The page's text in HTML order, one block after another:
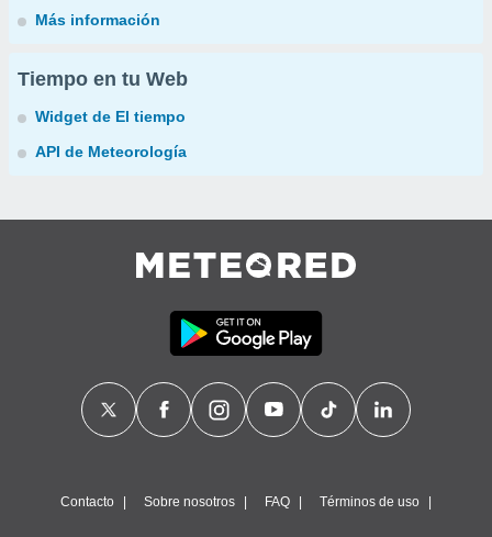
Más información
Tiempo en tu Web
Widget de El tiempo
API de Meteorología
Contacto Sobre nosotros FAQ Términos de uso